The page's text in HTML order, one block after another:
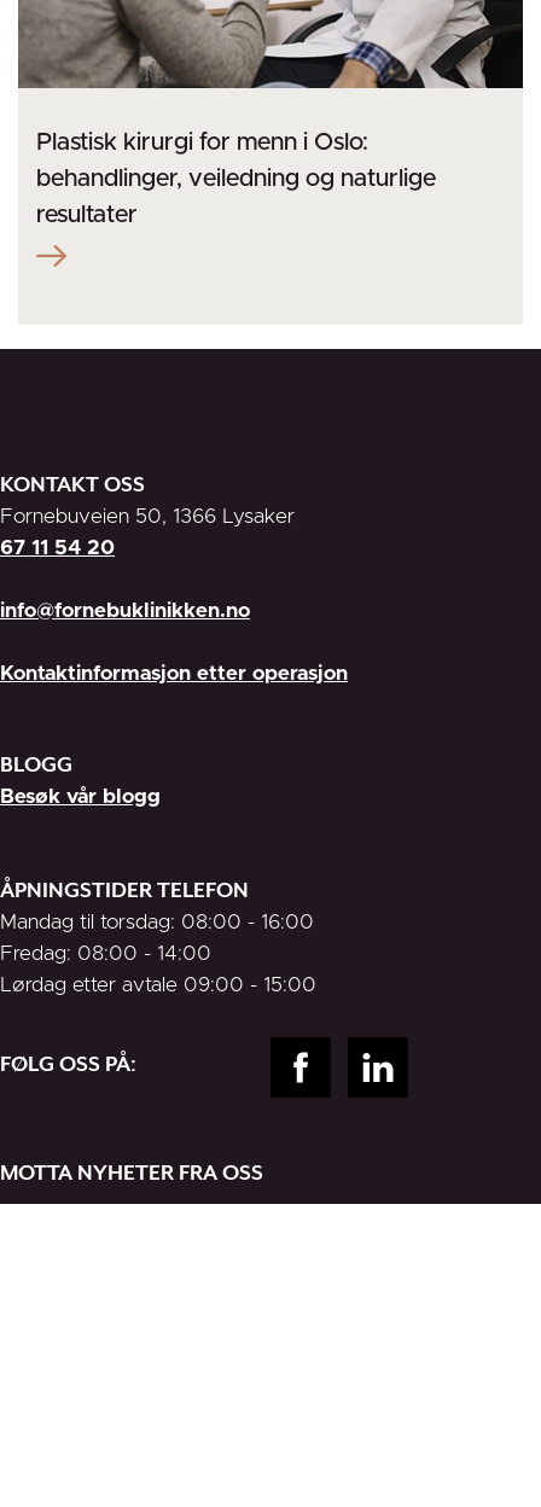
Plastisk kirurgi for menn i Oslo:
behandlinger, veiledning og naturlige
resultater
KONTAKT OSS
Fornebuveien 50, 1366 Lysaker
67 11 54 20
info@fornebuklinikken.no
Kontaktinformasjon etter operasjon
BLOGG
Besøk vår blogg
ÅPNINGSTIDER TELEFON
Mandag til torsdag: 08:00 - 16:00
Fredag: 08:00 - 14:00
Lørdag etter avtale 09:00 - 15:00
FØLG OSS PÅ:
MOTTA NYHETER FRA OSS